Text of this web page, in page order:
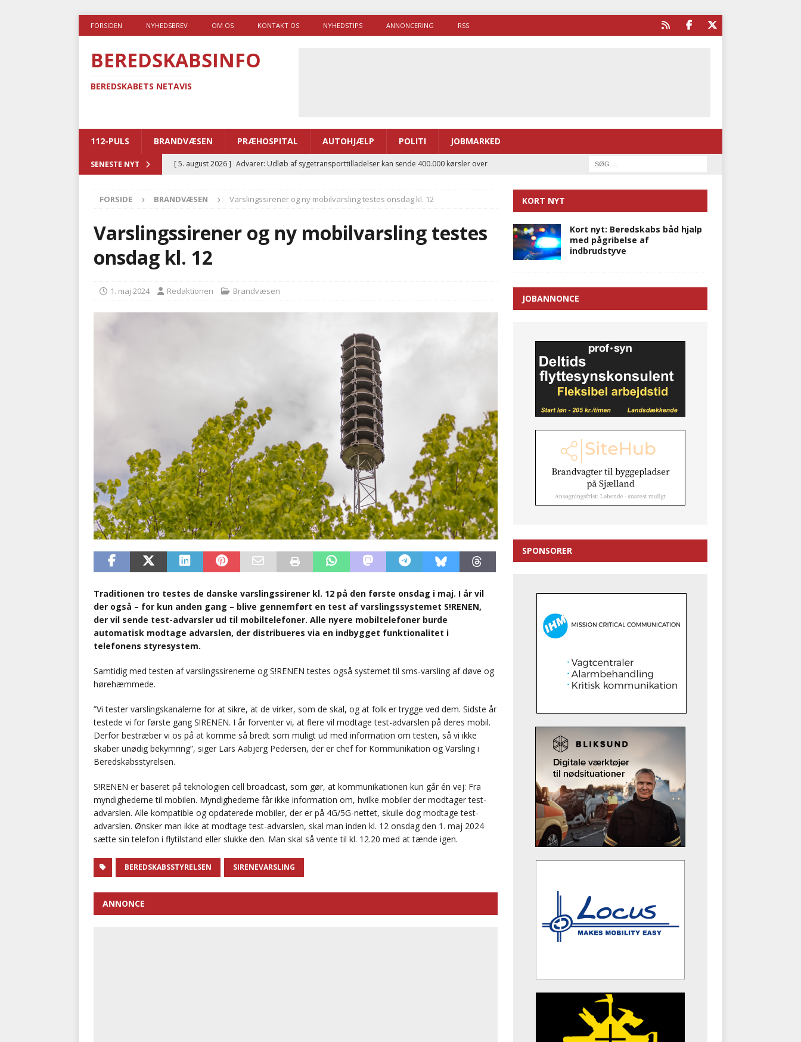
FORSIDEN NYHEDSBREV OM OS KONTAKT OS NYHEDSTIPS ANNONCERING RSS
BEREDSKABSINFO
BEREDSKABETS NETAVIS
112-PULS BRANDVÆSEN PRÆHOSPITAL AUTOHJÆLP POLITI JOBMARKED
SENESTE NYT [ 5. august 2026 ] Advarer: Udløb af sygetransporttilladelser kan sende 400.000 kørsler over
[ 5. august 2026 ] Ny ambulance og el-sygetransportvogn til Samsø
PRÆHOSPITAL
[ 4. august 2026 ]
Brandvæsenerne brugte lidt længere tid på at komme af sted i 2025
[ 4. august 2026 ]
POLITI
FORSIDE BRANDVÆSEN Varslingssirener og ny mobilvarsling testes onsdag kl. 12
Varslingssirener og ny mobilvarsling testes
onsdag kl. 12
1. maj 2024 Redaktionen Brandvæsen
Traditionen tro testes de danske varslingssirener kl. 12 på den første onsdag i maj. I år vil
der også – for kun anden gang – blive gennemført en test af varslingssystemet S!RENEN,
der vil sende test-advarsler ud til mobiltelefoner. Alle nyere mobiltelefoner burde
automatisk modtage advarslen, der distribueres via en indbygget funktionalitet i
telefonens styresystem.
Samtidig med testen af varslingssirenerne og S!RENEN testes også systemet til sms-varsling af døve og
hørehæmmede.
”Vi tester varslingskanalerne for at sikre, at de virker, som de skal, og at folk er trygge ved dem. Sidste år
testede vi for første gang S!RENEN. I år forventer vi, at flere vil modtage test-advarslen på deres mobil.
Derfor bestræber vi os på at komme så bredt som muligt ud med information om testen, så vi ikke
skaber unødig bekymring”, siger Lars Aabjerg Pedersen, der er chef for Kommunikation og Varsling i
Beredskabsstyrelsen.
S!RENEN er baseret på teknologien cell broadcast, som gør, at kommunikationen kun går én vej: Fra
myndighederne til mobilen. Myndighederne får ikke information om, hvilke mobiler der modtager test-
advarslen. Alle kompatible og opdaterede mobiler, der er på 4G/5G-nettet, skulle dog modtage test-
advarslen. Ønsker man ikke at modtage test-advarslen, skal man inden kl. 12 onsdag den 1. maj 2024
sætte sin telefon i flytilstand eller slukke den. Man skal så vente til kl. 12.20 med at tænde igen.
BEREDSKABSSTYRELSEN SIRENEVARSLING
ANNONCE
KORT NYT
Kort nyt: Beredskabs båd hjalp
med pågribelse af
indbrudstyve
JOBANNONCE
SPONSORER